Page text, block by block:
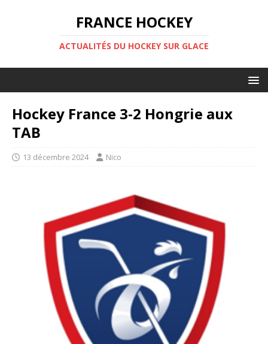
FRANCE HOCKEY
ACTUALITÉS DU HOCKEY SUR GLACE
Hockey France 3-2 Hongrie aux
TAB
13 décembre 2024 Nico